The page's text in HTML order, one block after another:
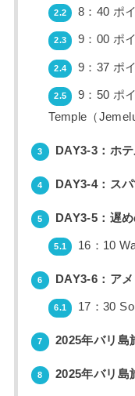
2.2 8：40 ポ
2.3 9：00 ポ
2.4 9：37 ポ
2.5
9：50 ポ
Temple（
3 DAY3-3：ホ
4 DAY3-4：ス
5 DAY3-5：遅
5.1 16：10
6 DAY3-6：ア
6.1 17：30
7 2025年バリ島
8 2025年バリ島